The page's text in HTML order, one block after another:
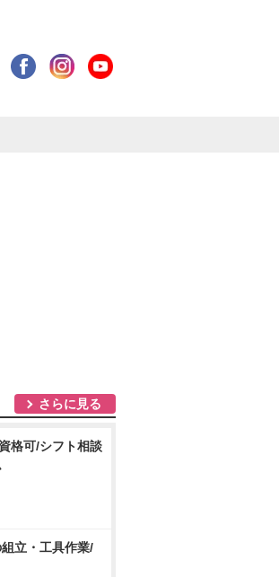
さらに見る
格可/シフト相談
立・工具作業/